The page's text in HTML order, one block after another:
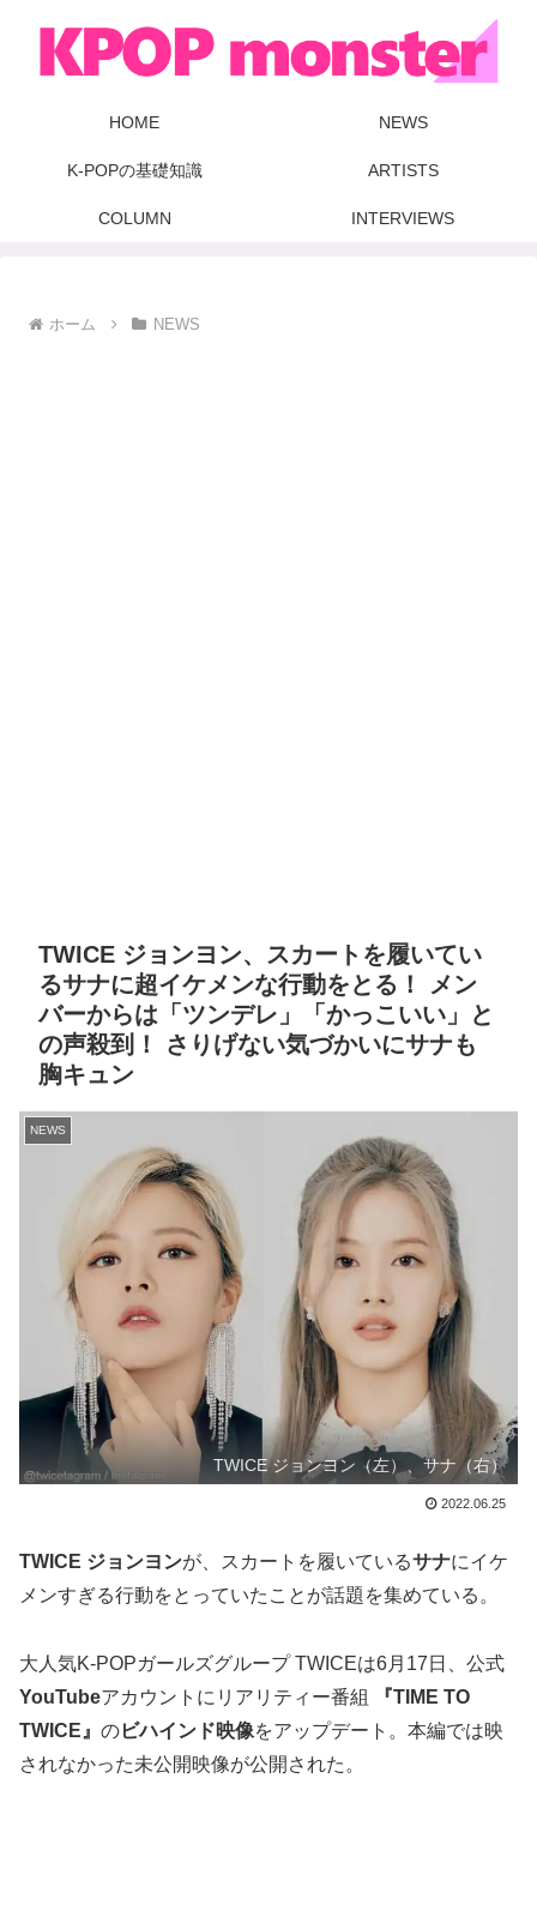
HOME NEWS
K-POPの基礎知識 ARTISTS
COLUMN INTERVIEWS
ホーム NEWS
TWICE ジョンヨン、スカートを履いてい
るサナに超イケメンな行動をとる！ メン
バーからは「ツンデレ」「かっこいい」と
の声殺到！ さりげない気づかいにサナも
胸キュン
NEWS
TWICE ジョンヨン（左）、サナ（右）
2022.06.25
TWICE ジョンヨンが、スカートを履いているサナにイケ
メンすぎる行動をとっていたことが話題を集めている。
大人気K-POPガールズグループ TWICEは6月17日、公式
YouTubeアカウントにリアリティー番組
『TIME TO
TWICE』 のビハインド映像をアップデート。本編では映
されなかった未公開映像が公開された。